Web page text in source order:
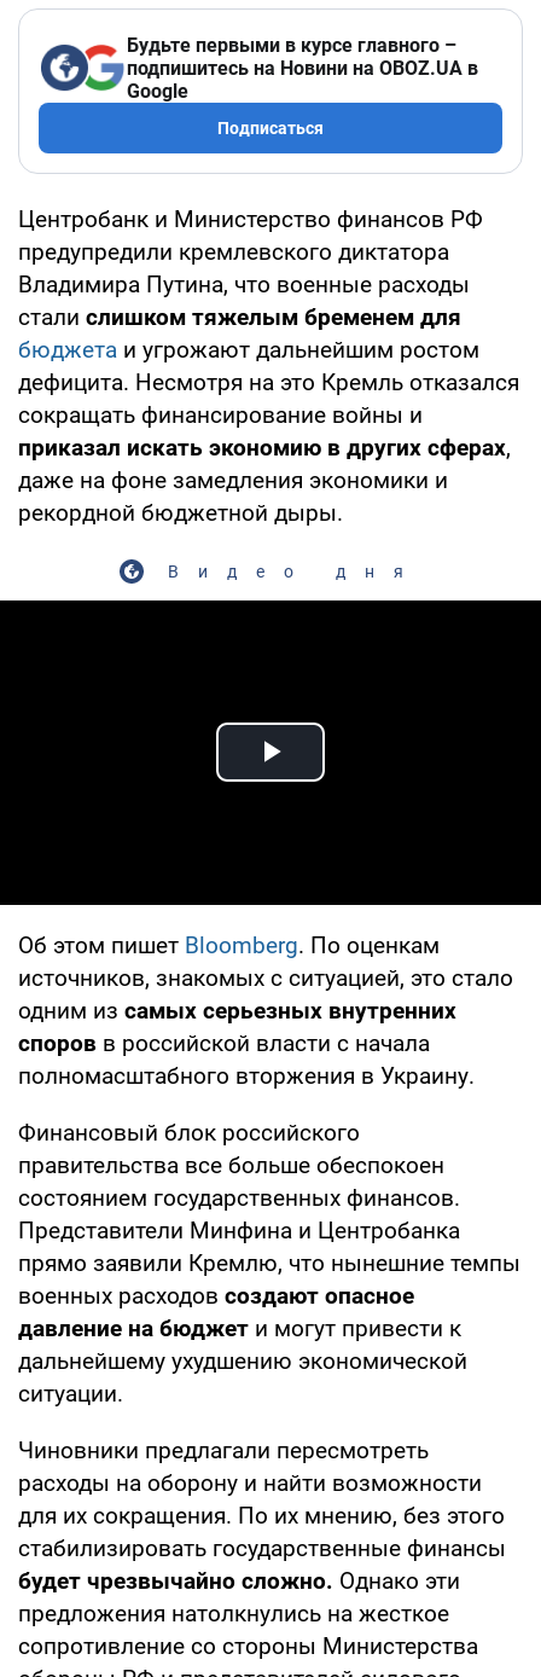
Будьте первыми в курсе главного –
подпишитесь на Новини на OBOZ.UA в
Google
Подписаться
Центробанк и Министерство финансов РФ
предупредили кремлевского диктатора
Владимира Путина, что военные расходы
стали слишком тяжелым бременем для
бюджета и угрожают дальнейшим ростом
дефицита. Несмотря на это Кремль отказался
сокращать финансирование войны и
приказал искать экономию в других сферах,
даже на фоне замедления экономики и
рекордной бюджетной дыры.
Видео дня
Play Video
Об этом пишет Bloomberg. По оценкам
источников, знакомых с ситуацией, это стало
одним из самых серьезных внутренних
споров в российской власти с начала
полномасштабного вторжения в Украину.
Финансовый блок российского
правительства все больше обеспокоен
состоянием государственных финансов.
Представители Минфина и Центробанка
прямо заявили Кремлю, что нынешние темпы
военных расходов создают опасное
давление на бюджет и могут привести к
дальнейшему ухудшению экономической
ситуации.
Чиновники предлагали пересмотреть
расходы на оборону и найти возможности
для их сокращения. По их мнению, без этого
стабилизировать государственные финансы
будет чрезвычайно сложно. Однако эти
предложения натолкнулись на жесткое
сопротивление со стороны Министерства